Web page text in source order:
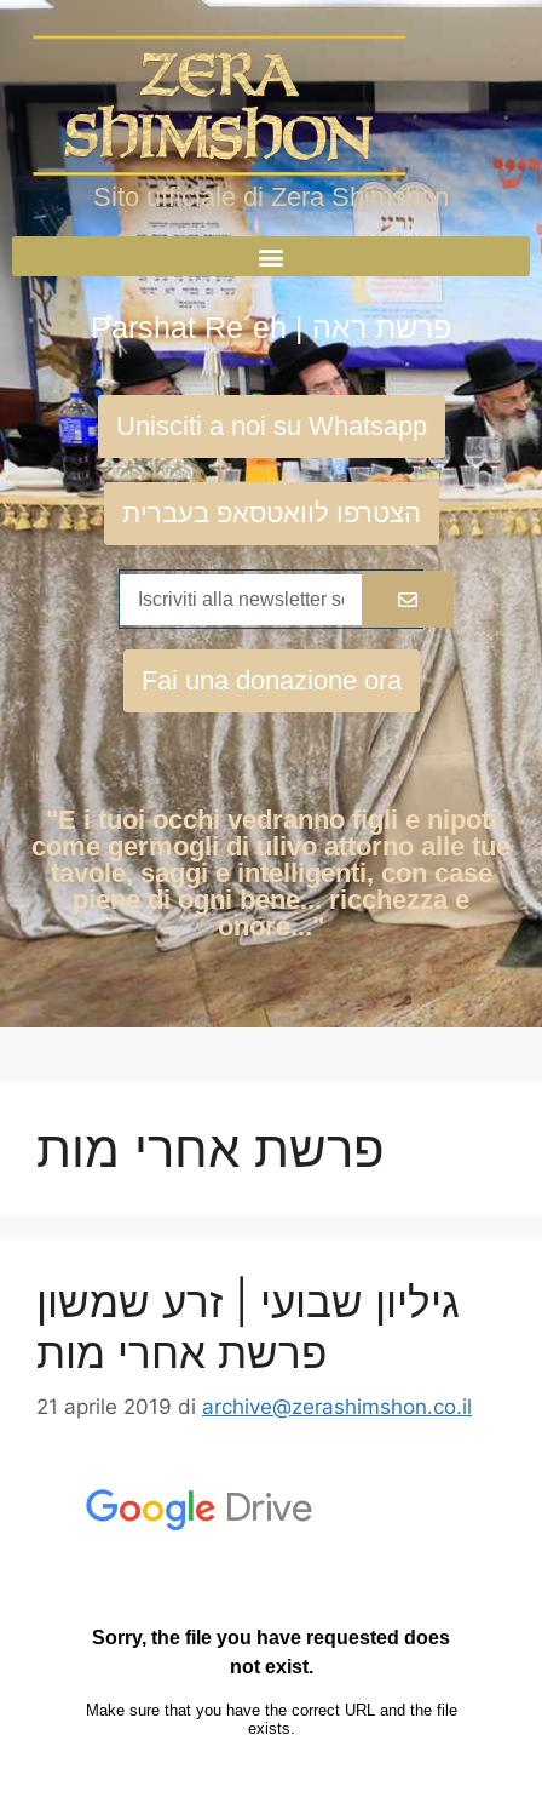
Sito ufficiale di Zera Shimshon
Parshat Re´eh | פרשת ראה
Unisciti a noi su Whatsapp
הצטרפו לוואטסאפ בעברית
Fai una donazione ora
"E i tuoi occhi vedranno figli e nipoti
come germogli di ulivo attorno alle tue
tavole, saggi e intelligenti, con case
piene di ogni bene... ricchezza e
onore..."
פרשת אחרי מות
גיליון שבועי | זרע שמשון
פרשת אחרי מות
21 aprile 2019 di archive@zerashimshon.co.il